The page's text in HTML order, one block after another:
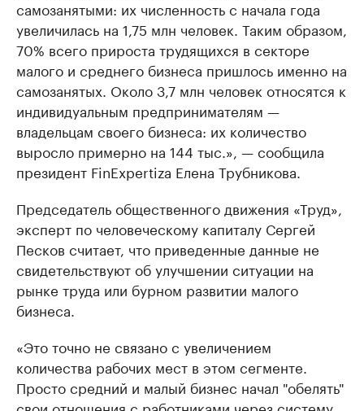
самозанятыми: их численность с начала года
увеличилась на 1,75 млн человек. Таким образом,
70% всего прироста трудящихся в секторе
малого и среднего бизнеса пришлось именно на
самозанятых. Около 3,7 млн человек относятся к
индивидуальным предпринимателям —
владельцам своего бизнеса: их количество
выросло примерно на 144 тыс.», — сообщила
президент FinExpertiza Елена Трубникова.
Председатель общественного движения «Труд»,
эксперт по человеческому капиталу Сергей
Песков считает, что приведенные данные не
свидетельствуют об улучшении ситуации на
рынке труда или бурном развитии малого
бизнеса.
«Это точно не связано с увеличением
количества рабочих мест в этом сегменте.
Просто средний и малый бизнес начал "обелять"